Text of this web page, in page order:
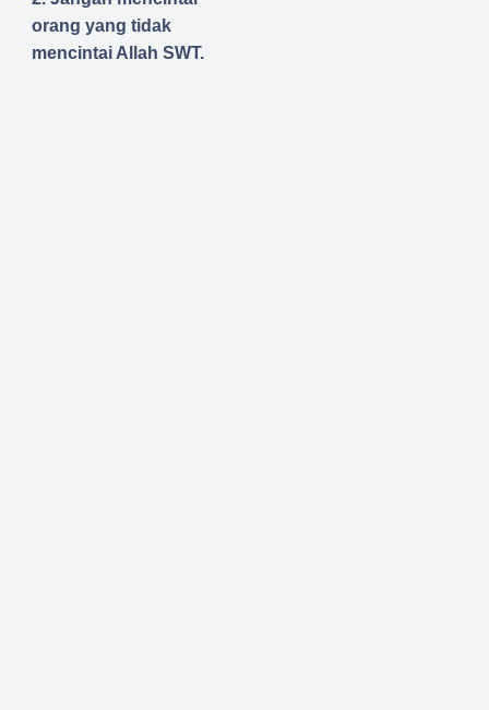
orang yang tidak
mencintai Allah SWT.